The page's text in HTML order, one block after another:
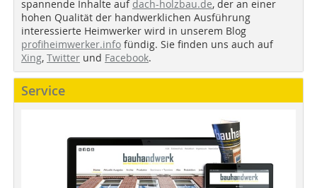
spannende Inhalte auf dach-holzbau.de, der an einer
hohen Qualität der handwerklichen Ausführung
interessierte Heimwerker wird in unserem Blog
profiheimwerker.info fündig. Sie finden uns auch auf
Xing, Twitter und Facebook.
Service